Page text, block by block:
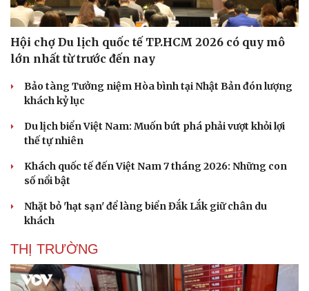
Sức khỏe
Dinh dưỡng - món ngon
Cây thuốc
Nhà đẹp
Blog
Hội chợ Du lịch quốc tế TP.HCM 2026 có quy mô
lớn nhất từ trước đến nay
Bảo tàng Tưởng niệm Hòa bình tại Nhật Bản đón lượng
khách kỷ lục
Du lịch biển Việt Nam: Muốn bứt phá phải vượt khỏi lợi
thế tự nhiên
Khách quốc tế đến Việt Nam 7 tháng 2026: Những con
số nổi bật
Nhặt bỏ 'hạt sạn' để làng biển Đắk Lắk giữ chân du
khách
THỊ TRƯỜNG